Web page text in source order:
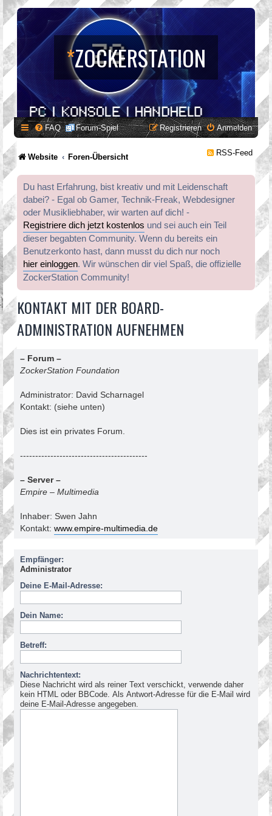
*ZOCKERSTATION
FAQ Forum-Spiel Anmelden
Registrieren
Website Foren-Übersicht RSS-Feed
Du hast Erfahrung, bist kreativ und mit Leidenschaft
dabei? - Egal ob Gamer, Technik-Freak, Webdesigner
oder Musikliebhaber, wir warten auf dich! -
Registriere dich jetzt kostenlos und sei auch ein Teil
dieser begabten Community. Wenn du bereits ein
Benutzerkonto hast, dann musst du dich nur noch
hier einloggen. Wir wünschen dir viel Spaß, die offizielle
ZockerStation Community!
KONTAKT MIT DER BOARD-
ADMINISTRATION AUFNEHMEN
– Forum –
ZockerStation Foundation
Administrator: David Scharnagel
Kontakt: (siehe unten)
Dies ist ein privates Forum.
------------------------------------------
– Server –
Empire – Multimedia
Inhaber: Swen Jahn
Kontakt: www.empire-multimedia.de
Empfänger:
Administrator
Deine E-Mail-Adresse:
Dein Name:
Betreff:
Nachrichtentext:
Diese Nachricht wird als reiner Text verschickt, verwende daher
kein HTML oder BBCode. Als Antwort-Adresse für die E-Mail wird
deine E-Mail-Adresse angegeben.